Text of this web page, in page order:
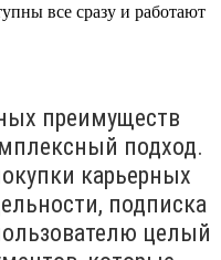
все сразу и работают
преимуществ
подход.
карьерных
подписка
целый